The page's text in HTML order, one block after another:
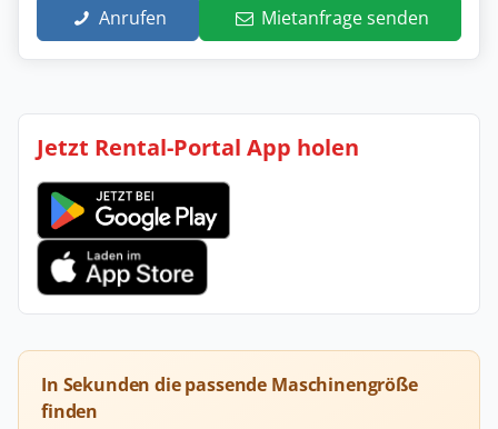
Anrufen Mietanfrage senden
Jetzt Rental-Portal App holen
In Sekunden die passende Maschinengröße
finden